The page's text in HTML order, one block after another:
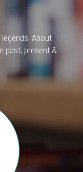
About
past, present &